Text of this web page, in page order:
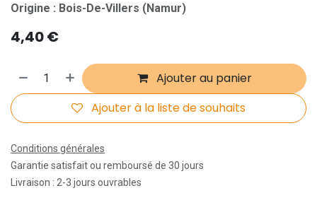
Origine : Bois-De-Villers (Namur)
4,40€
Ajouter au panier
Ajouter à la liste de souhaits
Conditions générales
Garantie satisfait ou remboursé de 30 jours
Livraison : 2-3 jours ouvrables